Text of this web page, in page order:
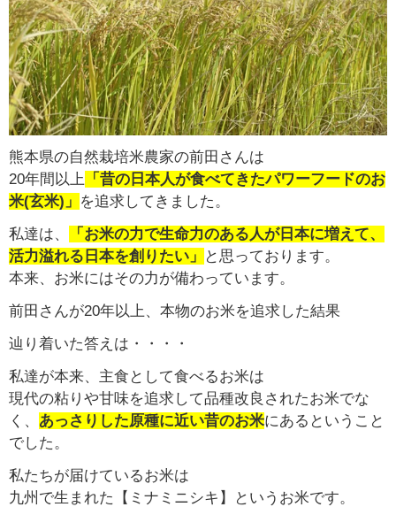
熊本県の自然栽培米農家の前田さんは
20年間以上
「昔の日本人が食べてきたパワーフードのお
米(玄米)」 を追求してきました。
私達は、
「お米の力で生命力のある人が日本に増えて、
活力溢れる日本を創りたい」
と思っております。
本来、お米にはその力が備わっています。
前田さんが20年以上、本物のお米を追求した結果
辿り着いた答えは・・・・
私達が本来、主食として食べるお米は
現代の粘りや甘味を追求して品種改良されたお米でな
く、 あっさりした原種に近い昔のお米にあるということ
でした。
私たちが届けているお米は
九州で生まれた【ミナミニシキ】というお米です。